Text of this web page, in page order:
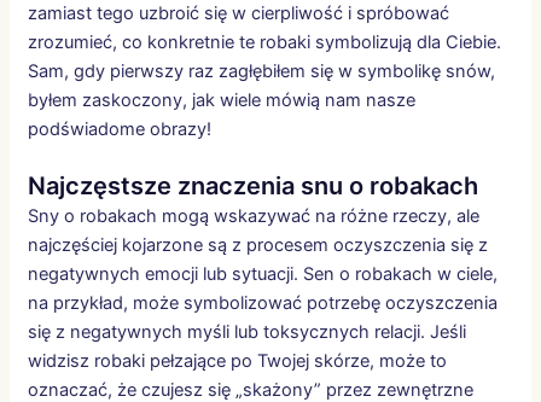
zamiast tego uzbroić się w cierpliwość i spróbować
zrozumieć, co konkretnie te robaki symbolizują dla Ciebie.
Sam, gdy pierwszy raz zagłębiłem się w symbolikę snów,
byłem zaskoczony, jak wiele mówią nam nasze
podświadome obrazy!
Najczęstsze znaczenia snu o robakach
Sny o robakach mogą wskazywać na różne rzeczy, ale
najczęściej kojarzone są z procesem oczyszczenia się z
negatywnych emocji lub sytuacji. Sen o robakach w ciele,
na przykład, może symbolizować potrzebę oczyszczenia
się z negatywnych myśli lub toksycznych relacji. Jeśli
widzisz robaki pełzające po Twojej skórze, może to
oznaczać, że czujesz się „skażony” przez zewnętrzne